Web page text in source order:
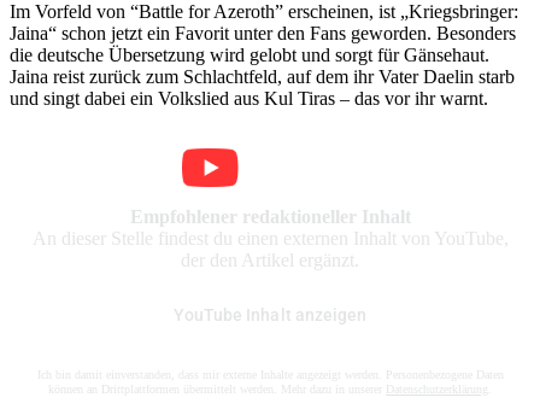
Im Vorfeld von “Battle for Azeroth” erscheinen, ist „Kriegsbringer:
Jaina“ schon jetzt ein Favorit unter den Fans geworden. Besonders
die deutsche Übersetzung wird gelobt und sorgt für Gänsehaut.
Jaina reist zurück zum Schlachtfeld, auf dem ihr Vater Daelin starb
und singt dabei ein Volkslied aus Kul Tiras – das vor ihr warnt.
Empfohlener redaktioneller Inhalt
An dieser Stelle findest du einen externen Inhalt von YouTube,
der den Artikel ergänzt.
YouTube Inhalt anzeigen
Ich bin damit einverstanden, dass mir externe Inhalte angezeigt werden. Personenbezogene Daten
können an Drittplattformen übermittelt werden. Mehr dazu in unserer Datenschutzerklärung